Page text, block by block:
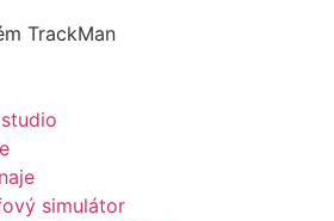
simulátor